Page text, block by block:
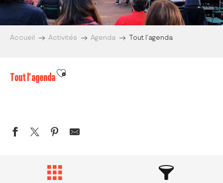
Accueil Activités Agenda Tout l’agenda
Tout l’agendaAjouter aux favoris